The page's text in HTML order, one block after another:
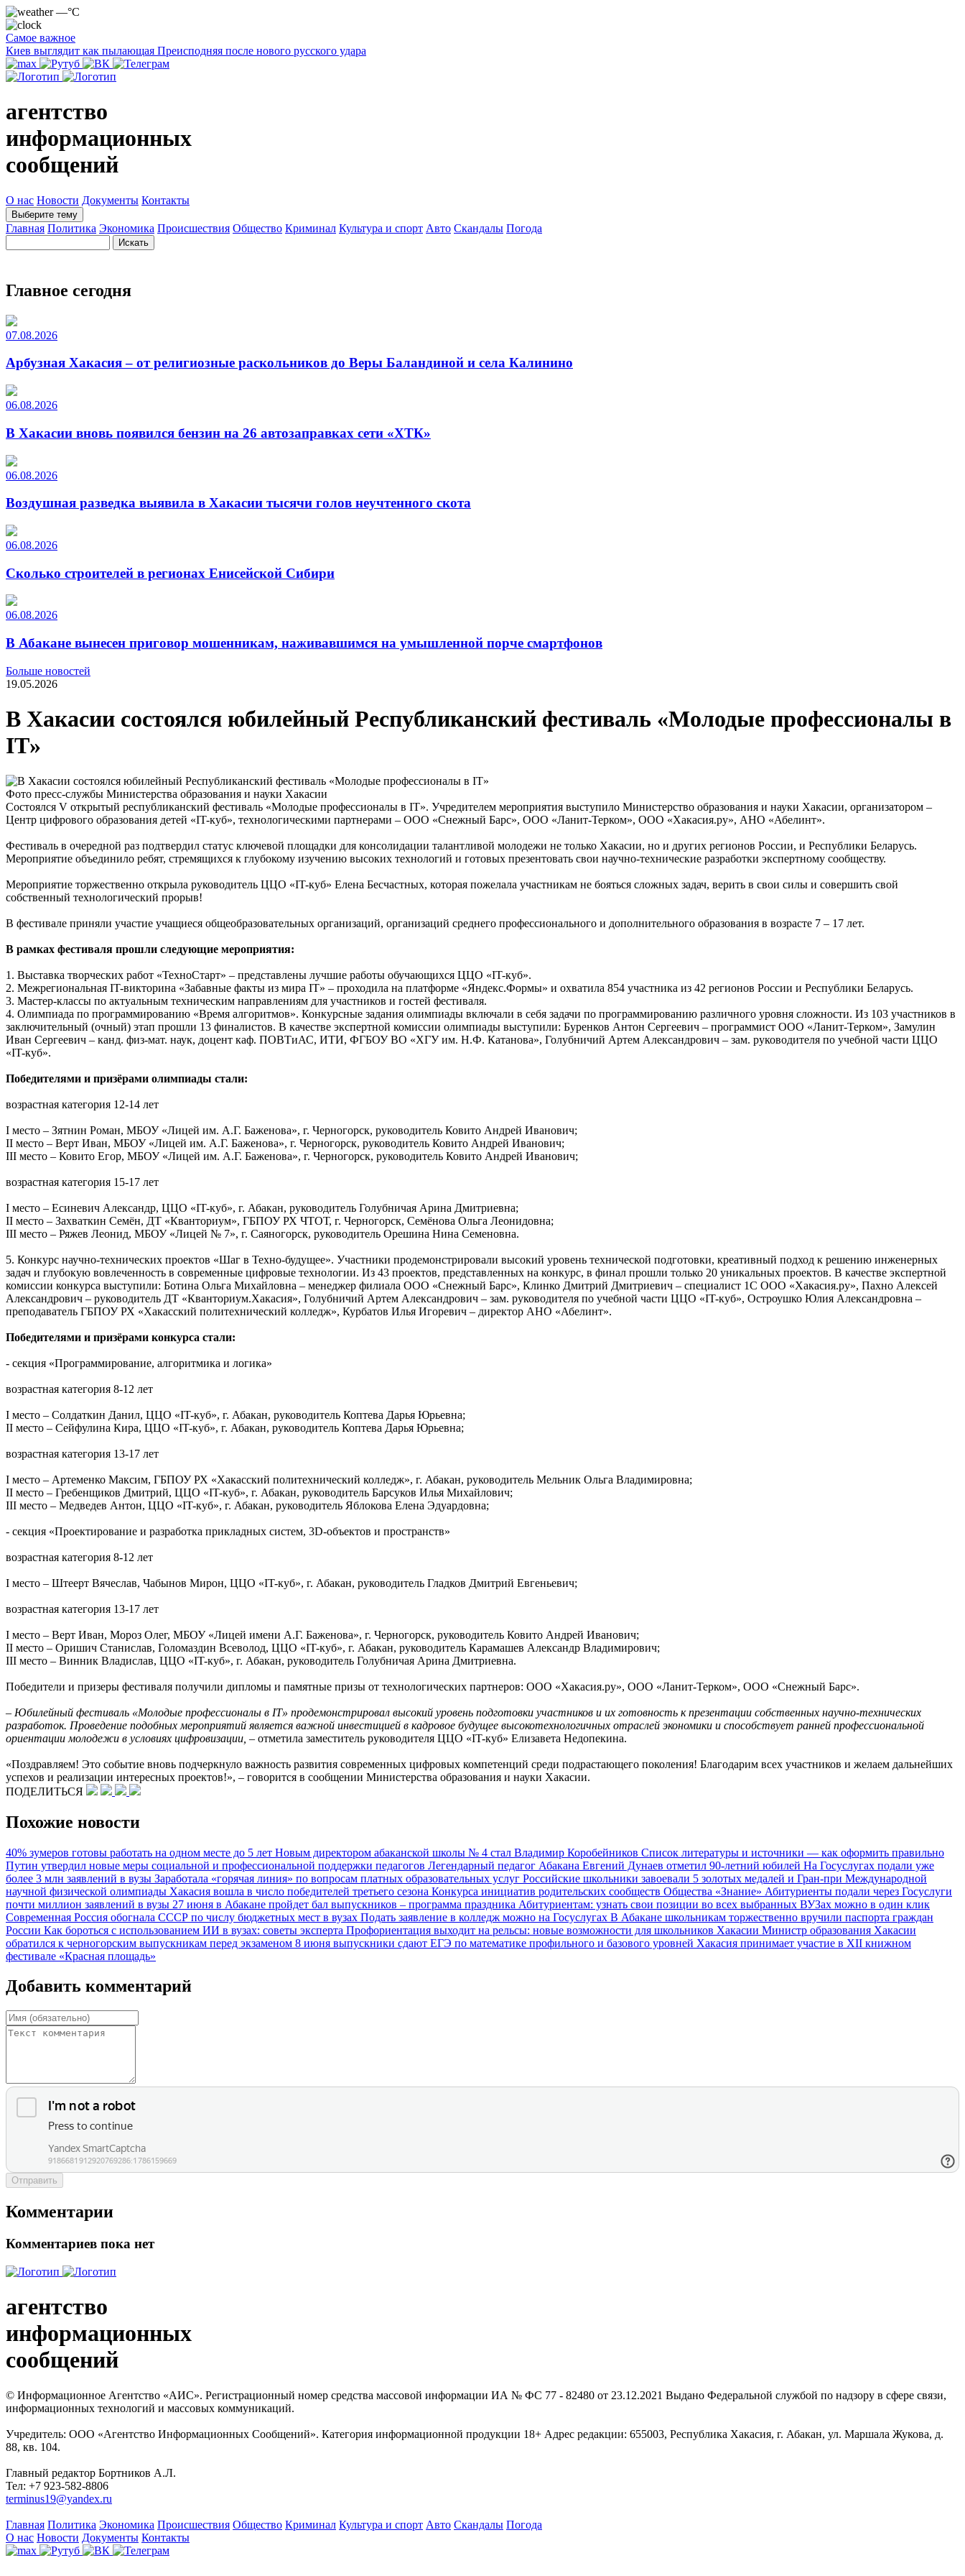
—°C
Самое важное
Киев выглядит как пылающая Преисподняя после нового русского удара
агентство
информационных
сообщений
О нас Новости Документы Контакты
Выберите тему
Главная Политика Экономика Происшествия Общество Криминал Культура и спорт Авто Скандалы Погода
Главное сегодня
07.08.2026
Арбузная Хакасия – от религиозные раскольников до Веры Баландиной и села Калинино
06.08.2026
В Хакасии вновь появился бензин на 26 автозаправках сети «ХТК»
06.08.2026
Воздушная разведка выявила в Хакасии тысячи голов неучтенного скота
06.08.2026
Сколько строителей в регионах Енисейской Сибири
06.08.2026
В Абакане вынесен приговор мошенникам, наживавшимся на умышленной порче смартфонов
Больше новостей
19.05.2026
В Хакасии состоялся юбилейный Республиканский фестиваль «Молодые профессионалы в
IT»
Фото пресс-службы Министерства образования и науки Хакасии
Состоялся V открытый республиканский фестиваль «Молодые профессионалы в IT». Учредителем мероприятия выступило Министерство образования и науки Хакасии, организатором –
Центр цифрового образования детей «IT-куб», технологическими партнерами – ООО «Снежный Барс», ООО «Ланит-Терком», ООО «Хакасия.ру», АНО «Абелинт».
Фестиваль в очередной раз подтвердил статус ключевой площадки для консолидации талантливой молодежи не только Хакасии, но и других регионов России, и Республики Беларусь.
Мероприятие объединило ребят, стремящихся к глубокому изучению высоких технологий и готовых презентовать свои научно-технические разработки экспертному сообществу.
Мероприятие торжественно открыла руководитель ЦЦО «IT-куб» Елена Бесчастных, которая пожелала участникам не бояться сложных задач, верить в свои силы и совершить свой
собственный технологический прорыв!
В фестивале приняли участие учащиеся общеобразовательных организаций, организаций среднего профессионального и дополнительного образования в возрасте 7 – 17 лет.
В рамках фестиваля прошли следующие мероприятия:
1. Выставка творческих работ «ТехноСтарт» – представлены лучшие работы обучающихся ЦЦО «IT-куб».
2. Межрегиональная IT-викторина «Забавные факты из мира IT» – проходила на платформе «Яндекс.Формы» и охватила 854 участника из 42 регионов России и Республики Беларусь.
3. Мастер-классы по актуальным техническим направлениям для участников и гостей фестиваля.
4. Олимпиада по программированию «Время алгоритмов». Конкурсные задания олимпиады включали в себя задачи по программированию различного уровня сложности. Из 103 участников в
заключительный (очный) этап прошли 13 финалистов. В качестве экспертной комиссии олимпиады выступили: Буренков Антон Сергеевич – программист ООО «Ланит-Терком», Замулин
Иван Сергеевич – канд. физ-мат. наук, доцент каф. ПОВТиАС, ИТИ, ФГБОУ ВО «ХГУ им. Н.Ф. Катанова», Голубничий Артем Александрович – зам. руководителя по учебной части ЦЦО
«IT-куб».
Победителями и призёрами олимпиады стали:
возрастная категория 12-14 лет
I место – Зятнин Роман, МБОУ «Лицей им. А.Г. Баженова», г. Черногорск, руководитель Ковито Андрей Иванович;
II место – Верт Иван, МБОУ «Лицей им. А.Г. Баженова», г. Черногорск, руководитель Ковито Андрей Иванович;
III место – Ковито Егор, МБОУ «Лицей им. А.Г. Баженова», г. Черногорск, руководитель Ковито Андрей Иванович;
возрастная категория 15-17 лет
I место – Есиневич Александр, ЦЦО «IT-куб», г. Абакан, руководитель Голубничая Арина Дмитриевна;
II место – Захваткин Семён, ДТ «Кванториум», ГБПОУ РХ ЧТОТ, г. Черногорск, Семёнова Ольга Леонидовна;
III место – Ряжев Леонид, МБОУ «Лицей № 7», г. Саяногорск, руководитель Орешина Нина Семеновна.
5. Конкурс научно-технических проектов «Шаг в Техно-будущее». Участники продемонстрировали высокий уровень технической подготовки, креативный подход к решению инженерных
задач и глубокую вовлеченность в современные цифровые технологии. Из 43 проектов, представленных на конкурс, в финал прошли только 20 уникальных проектов. В качестве экспертной
комиссии конкурса выступили: Ботина Ольга Михайловна – менеджер филиала ООО «Снежный Барс», Клинко Дмитрий Дмитриевич – специалист 1С ООО «Хакасия.ру», Пахно Алексей
Александрович – руководитель ДТ «Кванториум.Хакасия», Голубничий Артем Александрович – зам. руководителя по учебной части ЦЦО «IT-куб», Остроушко Юлия Александровна –
преподаватель ГБПОУ РХ «Хакасский политехнический колледж», Курбатов Илья Игоревич – директор АНО «Абелинт».
Победителями и призёрами конкурса стали:
- секция «Программирование, алгоритмика и логика»
возрастная категория 8-12 лет
I место – Солдаткин Данил, ЦЦО «IT-куб», г. Абакан, руководитель Коптева Дарья Юрьевна;
II место – Сейфулина Кира, ЦЦО «IT-куб», г. Абакан, руководитель Коптева Дарья Юрьевна;
возрастная категория 13-17 лет
I место – Артеменко Максим, ГБПОУ РХ «Хакасский политехнический колледж», г. Абакан, руководитель Мельник Ольга Владимировна;
II место – Гребенщиков Дмитрий, ЦЦО «IT-куб», г. Абакан, руководитель Барсуков Илья Михайлович;
III место – Медведев Антон, ЦЦО «IT-куб», г. Абакан, руководитель Яблокова Елена Эдуардовна;
- секция «Проектирование и разработка прикладных систем, 3D-объектов и пространств»
возрастная категория 8-12 лет
I место – Штеерт Вячеслав, Чабынов Мирон, ЦЦО «IT-куб», г. Абакан, руководитель Гладков Дмитрий Евгеньевич;
возрастная категория 13-17 лет
I место – Верт Иван, Мороз Олег, МБОУ «Лицей имени А.Г. Баженова», г. Черногорск, руководитель Ковито Андрей Иванович;
II место – Оришич Станислав, Голомаздин Всеволод, ЦЦО «IT-куб», г. Абакан, руководитель Карамашев Александр Владимирович;
III место – Винник Владислав, ЦЦО «IT-куб», г. Абакан, руководитель Голубничая Арина Дмитриевна.
Победители и призеры фестиваля получили дипломы и памятные призы от технологических партнеров: ООО «Хакасия.ру», ООО «Ланит-Терком», ООО «Снежный Барс».
– Юбилейный фестиваль «Молодые профессионалы в IT» продемонстрировал высокий уровень подготовки участников и их готовность к презентации собственных научно-технических
разработок. Проведение подобных мероприятий является важной инвестицией в кадровое будущее высокотехнологичных отраслей экономики и способствует ранней профессиональной
ориентации молодежи в условиях цифровизации, – отметила заместитель руководителя ЦЦО «IT-куб» Елизавета Недопекина.
«Поздравляем! Это событие вновь подчеркнуло важность развития современных цифровых компетенций среди подрастающего поколения! Благодарим всех участников и желаем дальнейших
успехов и реализации интересных проектов!», – говорится в сообщении Министерства образования и науки Хакасии.
ПОДЕЛИТЬСЯ
Похожие новости
40% зумеров готовы работать на одном месте до 5 лет Новым директором абаканской школы № 4 стал Владимир Коробейников Список литературы и источники — как оформить правильно
Путин утвердил новые меры социальной и профессиональной поддержки педагогов Легендарный педагог Абакана Евгений Дунаев отметил 90-летний юбилей На Госуслугах подали уже
более 3 млн заявлений в вузы Заработала «горячая линия» по вопросам платных образовательных услуг Российские школьники завоевали 5 золотых медалей и Гран-при Международной
научной физической олимпиады Хакасия вошла в число победителей третьего сезона Конкурса инициатив родительских сообществ Общества «Знание» Абитуриенты подали через Госуслуги
почти миллион заявлений в вузы 27 июня в Абакане пройдет бал выпускников – программа праздника Абитуриентам: узнать свои позиции во всех выбранных ВУЗах можно в один клик
Современная Россия обогнала СССР по числу бюджетных мест в вузах Подать заявление в колледж можно на Госуслугах В Абакане школьникам торжественно вручили паспорта граждан
России Как бороться с использованием ИИ в вузах: советы эксперта Профориентация выходит на рельсы: новые возможности для школьников Хакасии Министр образования Хакасии
обратился к черногорским выпускникам перед экзаменом 8 июня выпускники сдают ЕГЭ по математике профильного и базового уровней Хакасия принимает участие в XII книжном
фестивале «Красная площадь»
Добавить комментарий
Отправить
Комментарии
Комментариев пока нет
агентство
информационных
сообщений
© Информационное Агентство «АИС». Регистрационный номер средства массовой информации ИА № ФС 77 - 82480 от 23.12.2021 Выдано Федеральной службой по надзору в сфере связи,
информационных технологий и массовых коммуникаций.
Учредитель: ООО «Агентство Информационных Сообщений». Категория информационной продукции 18+ Адрес редакции: 655003, Республика Хакасия, г. Абакан, ул. Маршала Жукова, д.
88, кв. 104.
Главный редактор Бортников А.Л.
Тел: +7 923-582-8806
terminus19@yandex.ru
Главная Политика Экономика Происшествия Общество Криминал Культура и спорт Авто Скандалы Погода
О нас Новости Документы Контакты